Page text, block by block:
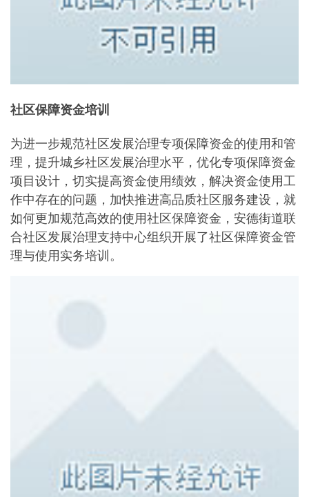
社区保障资金培训
为进一步规范社区发展治理专项保障资金的使用和管
理，提升城乡社区发展治理水平，优化专项保障资金
项目设计，切实提高资金使用绩效，解决资金使用工
作中存在的问题，加快推进高品质社区服务建设，就
如何更加规范高效的使用社区保障资金，安德街道联
合社区发展治理支持中心组织开展了社区保障资金管
理与使用实务培训。